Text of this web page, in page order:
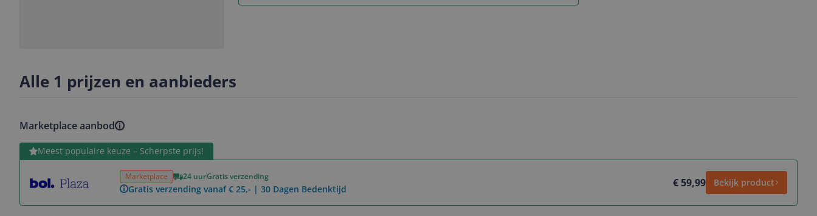
Alle 1 prijzen en aanbieders
Marketplace aanbod
Meest populaire keuze – Scherpste prijs!
Marketplace 24 uurGratis verzending
Gratis verzending vanaf € 25,- | 30 Dagen Bedenktijd € 59,99 Bekijk product
Bekijk product